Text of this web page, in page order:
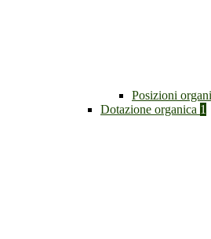
Posizioni
Dotazione organica 1